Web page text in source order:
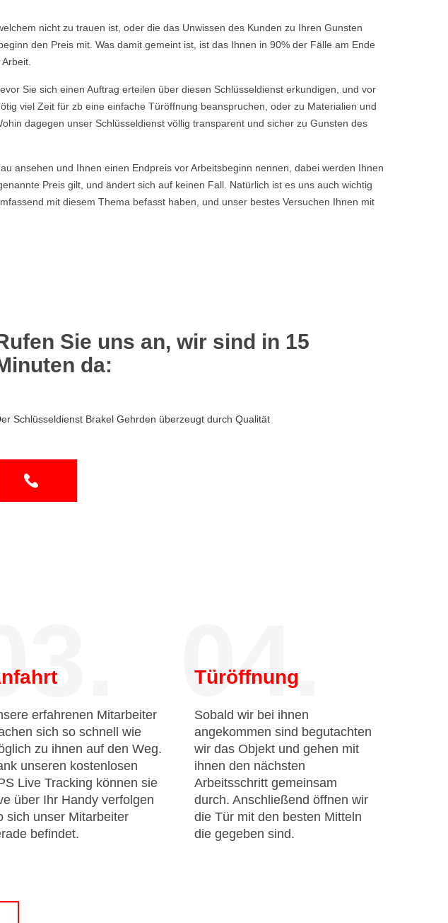
nicht zu trauen ist, oder die das Unwissen des Kunden zu Ihren Gunsten
den Preis mit. Was damit gemeint ist, ist das Ihnen in 90% der Fälle am Ende
Sie sich einen Auftrag erteilen über diesen Schlüsseldienst erkundigen, und vor
viel Zeit für zb eine einfache Türöffnung beanspruchen, oder zu Materialien und
dagegen unser Schlüsseldienst völlig transparent und sicher zu Gunsten des
ansehen und Ihnen einen Endpreis vor Arbeitsbeginn nennen, dabei werden Ihnen
Preis gilt, und ändert sich auf keinen Fall. Natürlich ist es uns auch wichtig
mit diesem Thema befasst haben, und unser bestes Versuchen Ihnen mit
Sie uns an, wir sind in 15
da:
Schlüsseldienst Brakel Gehrden überzeugt durch Qualität
erfahrenen Mitarbeiter
sich so schnell wie
zu ihnen auf den Weg.
unseren kostenlosen
Live Tracking können sie
über Ihr Handy verfolgen
sich unser Mitarbeiter
befindet.
04.
Türöffnung
Sobald wir bei ihnen
angekommen sind begutachten
wir das Objekt und gehen mit
ihnen den nächsten
Arbeitsschritt gemeinsam
durch. Anschließend öffnen wir
die Tür mit den besten Mitteln
die gegeben sind.